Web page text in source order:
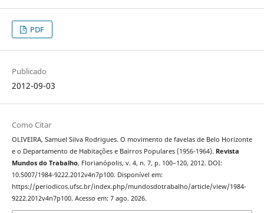
PDF
Publicado
2012-09-03
Como Citar
OLIVEIRA, Samuel Silva Rodrigues. O movimento de favelas de Belo Horizonte
e o Departamento de Habitações e Bairros Populares (1956-1964). Revista
Mundos do Trabalho, Florianópolis, v. 4, n. 7, p. 100–120, 2012. DOI:
10.5007/1984-9222.2012v4n7p100. Disponível em:
https://periodicos.ufsc.br/index.php/mundosdotrabalho/article/view/1984-
9222.2012v4n7p100. Acesso em: 7 ago. 2026.